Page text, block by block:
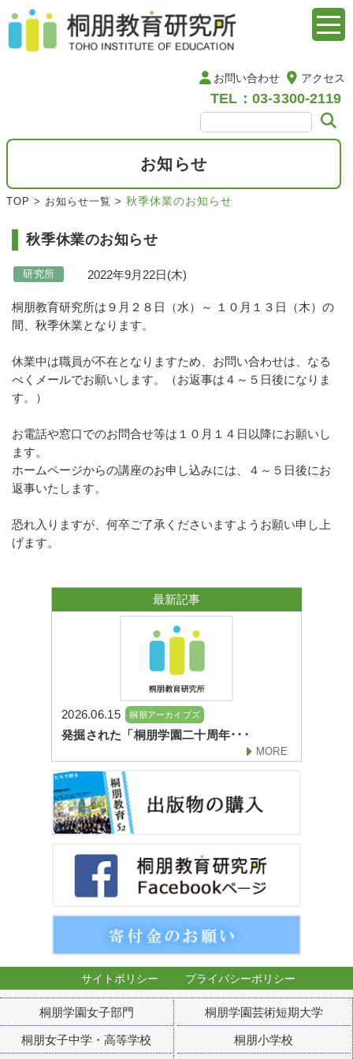
お問い合わせ アクセス
TEL：03-3300-2119
お知らせ
TOP > お知らせ一覧 > 秋季休業のお知らせ
秋季休業のお知らせ
研究所 2022年9月22日(木)
桐朋教育研究所は９月２８日（水）～ １０月１３日（木）の
間、秋季休業となります。
休業中は職員が不在となりますため、お問い合わせは、なる
べくメールでお願いします。（お返事は４～５日後になりま
す。）
お電話や窓口でのお問合せ等は１０月１４日以降にお願いし
ます。
ホームページからの講座のお申し込みには、４～５日後にお
返事いたします。
恐れ入りますが、何卒ご了承くださいますようお願い申し上
げます。
最新記事
2026.06.15 桐朋アーカイブズ
発掘された「桐朋学園二十周年･･･
MORE
サイトポリシー プライバシーポリシー
桐朋学園女子部門 桐朋学園芸術短期大学
桐朋女子中学・高等学校 桐朋小学校